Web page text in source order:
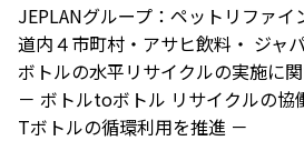
JEPLANグループ：ペットリファ
道内４市町村・アサヒ飲料・ ジャ
ボトルの水平リサイクルの実施に
－ ボトルtoボトル リサイクルの協
Tボトルの循環利用を推進 －